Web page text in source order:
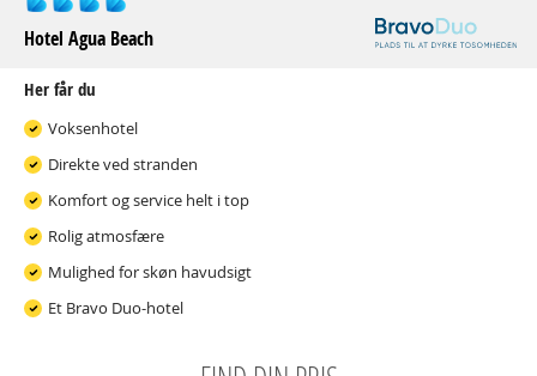
Hotel Agua Beach
Her får du
Voksenhotel
Direkte ved stranden
Komfort og service helt i top
Rolig atmosfære
Mulighed for skøn havudsigt
Et Bravo Duo-hotel